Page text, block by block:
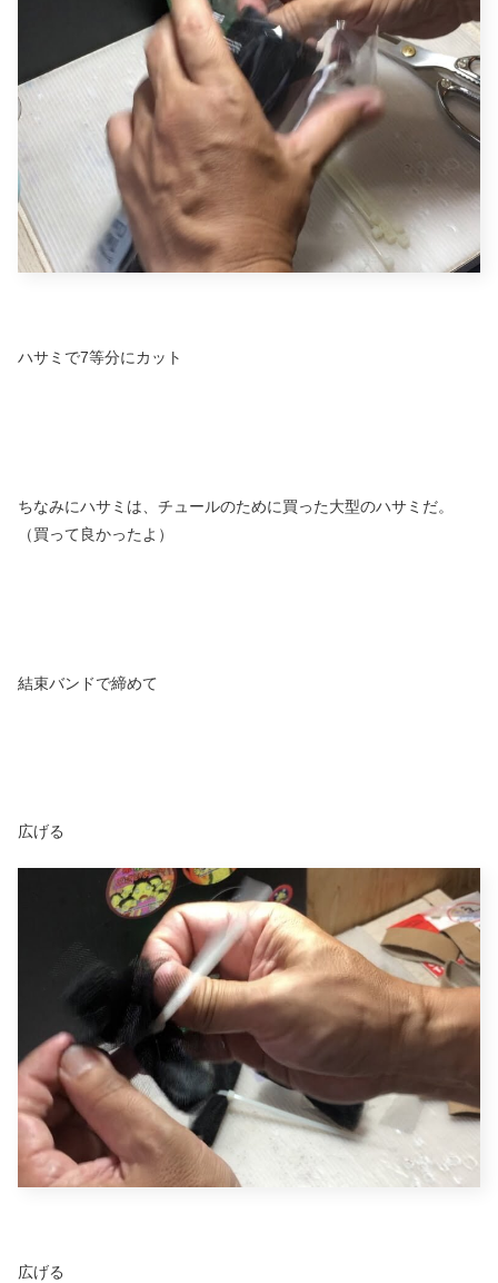
ハサミで7等分にカット
ちなみにハサミは、チュールのために買った大型のハサミだ。
（買って良かったよ）
結束バンドで締めて
広げる
広げる